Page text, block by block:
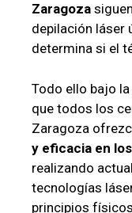
Zaragoza
depilación láser
determina si el
Todo ello bajo
que todos los
Zaragoza
y eficacia en
realizando
tecnologías
principios